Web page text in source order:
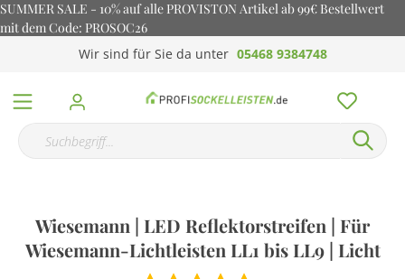
SUMMER SALE - 10% auf alle PROVISTON Artikel ab 99€ Bestellwert
mit dem Code: PROSOC26
Wir sind für Sie da unter 05468 9384748
Wiesemann | LED Reflektorstreifen | Für
Wiesemann-Lichtleisten LL1 bis LL9 | Licht